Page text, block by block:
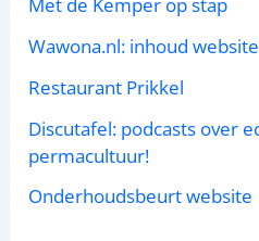
Met de Kemper op stap
Wawona.nl: inhoud website
Restaurant Prikkel
Discutafel: podcasts over
permacultuur!
Onderhoudsbeurt website